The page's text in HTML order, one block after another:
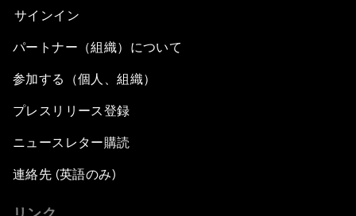
サインイン
パートナー（組織）について
参加する（個人、組織）
プレスリリース登録
ニュースレター購読
連絡先 (英語のみ)